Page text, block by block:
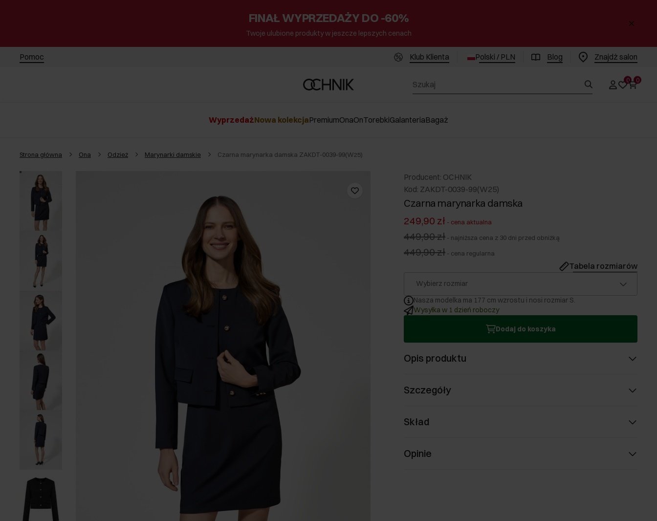
FINAŁ WYPRZEDAŻY DO -60%
Twoje ulubione produkty w jeszcze lepszych cenach
Pomoc Klub Klienta Polski / PLN Blog Znajdż salon
0 0
WyprzedażNowa kolekcjaPremiumOnaOnTorebkiGalanteriaBagaż
Strona główna Ona Odzież Marynarki damskie Czarna marynarka damska ZAKDT-0039-99(W25)
Producent: OCHNIK
Kod: ZAKDT-0039-99(W25)
Czarna marynarka damska
249,90 zł - cena aktualna
449,90 zł - najniższa cena z 30 dni przed obniżką
449,90 zł - cena regularna
Tabela rozmiarów
Wybierz rozmiar
Nasza modelka ma 177 cm wzrostu i nosi rozmiar S.
Wysyłka w 1 dzień roboczy
Dodaj do koszyka
Opis produktu
Szczegóły
Skład
Opinie